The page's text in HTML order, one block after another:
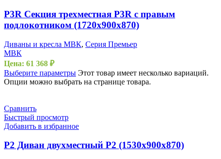
P3R Секция трехместная P3R с правым
подлокотником (1720х900х870)
Диваны и кресла МВК, Серия Премьер
МВК
Цена: 61 368 ₽
Выберите параметры Этот товар имеет несколько вариаций.
Опции можно выбрать на странице товара.
Сравнить
Быстрый просмотр
Добавить в избранное
P2 Диван двухместный Р2 (1530х900х870)